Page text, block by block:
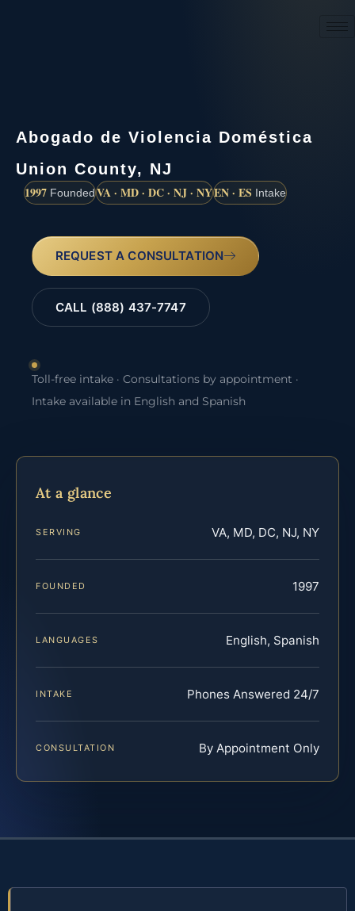
Abogado de Violencia Doméstica
Union County, NJ
1997 FoundedVA · MD · DC · NJ · NYEN · ES Intake
REQUEST A CONSULTATION
CALL (888) 437-7747
Toll-free intake · Consultations by appointment ·
Intake available in English and Spanish
At a glance
SERVING VA, MD, DC, NJ, NY
FOUNDED 1997
LANGUAGES English, Spanish
INTAKE Phones Answered 24/7
CONSULTATION By Appointment Only